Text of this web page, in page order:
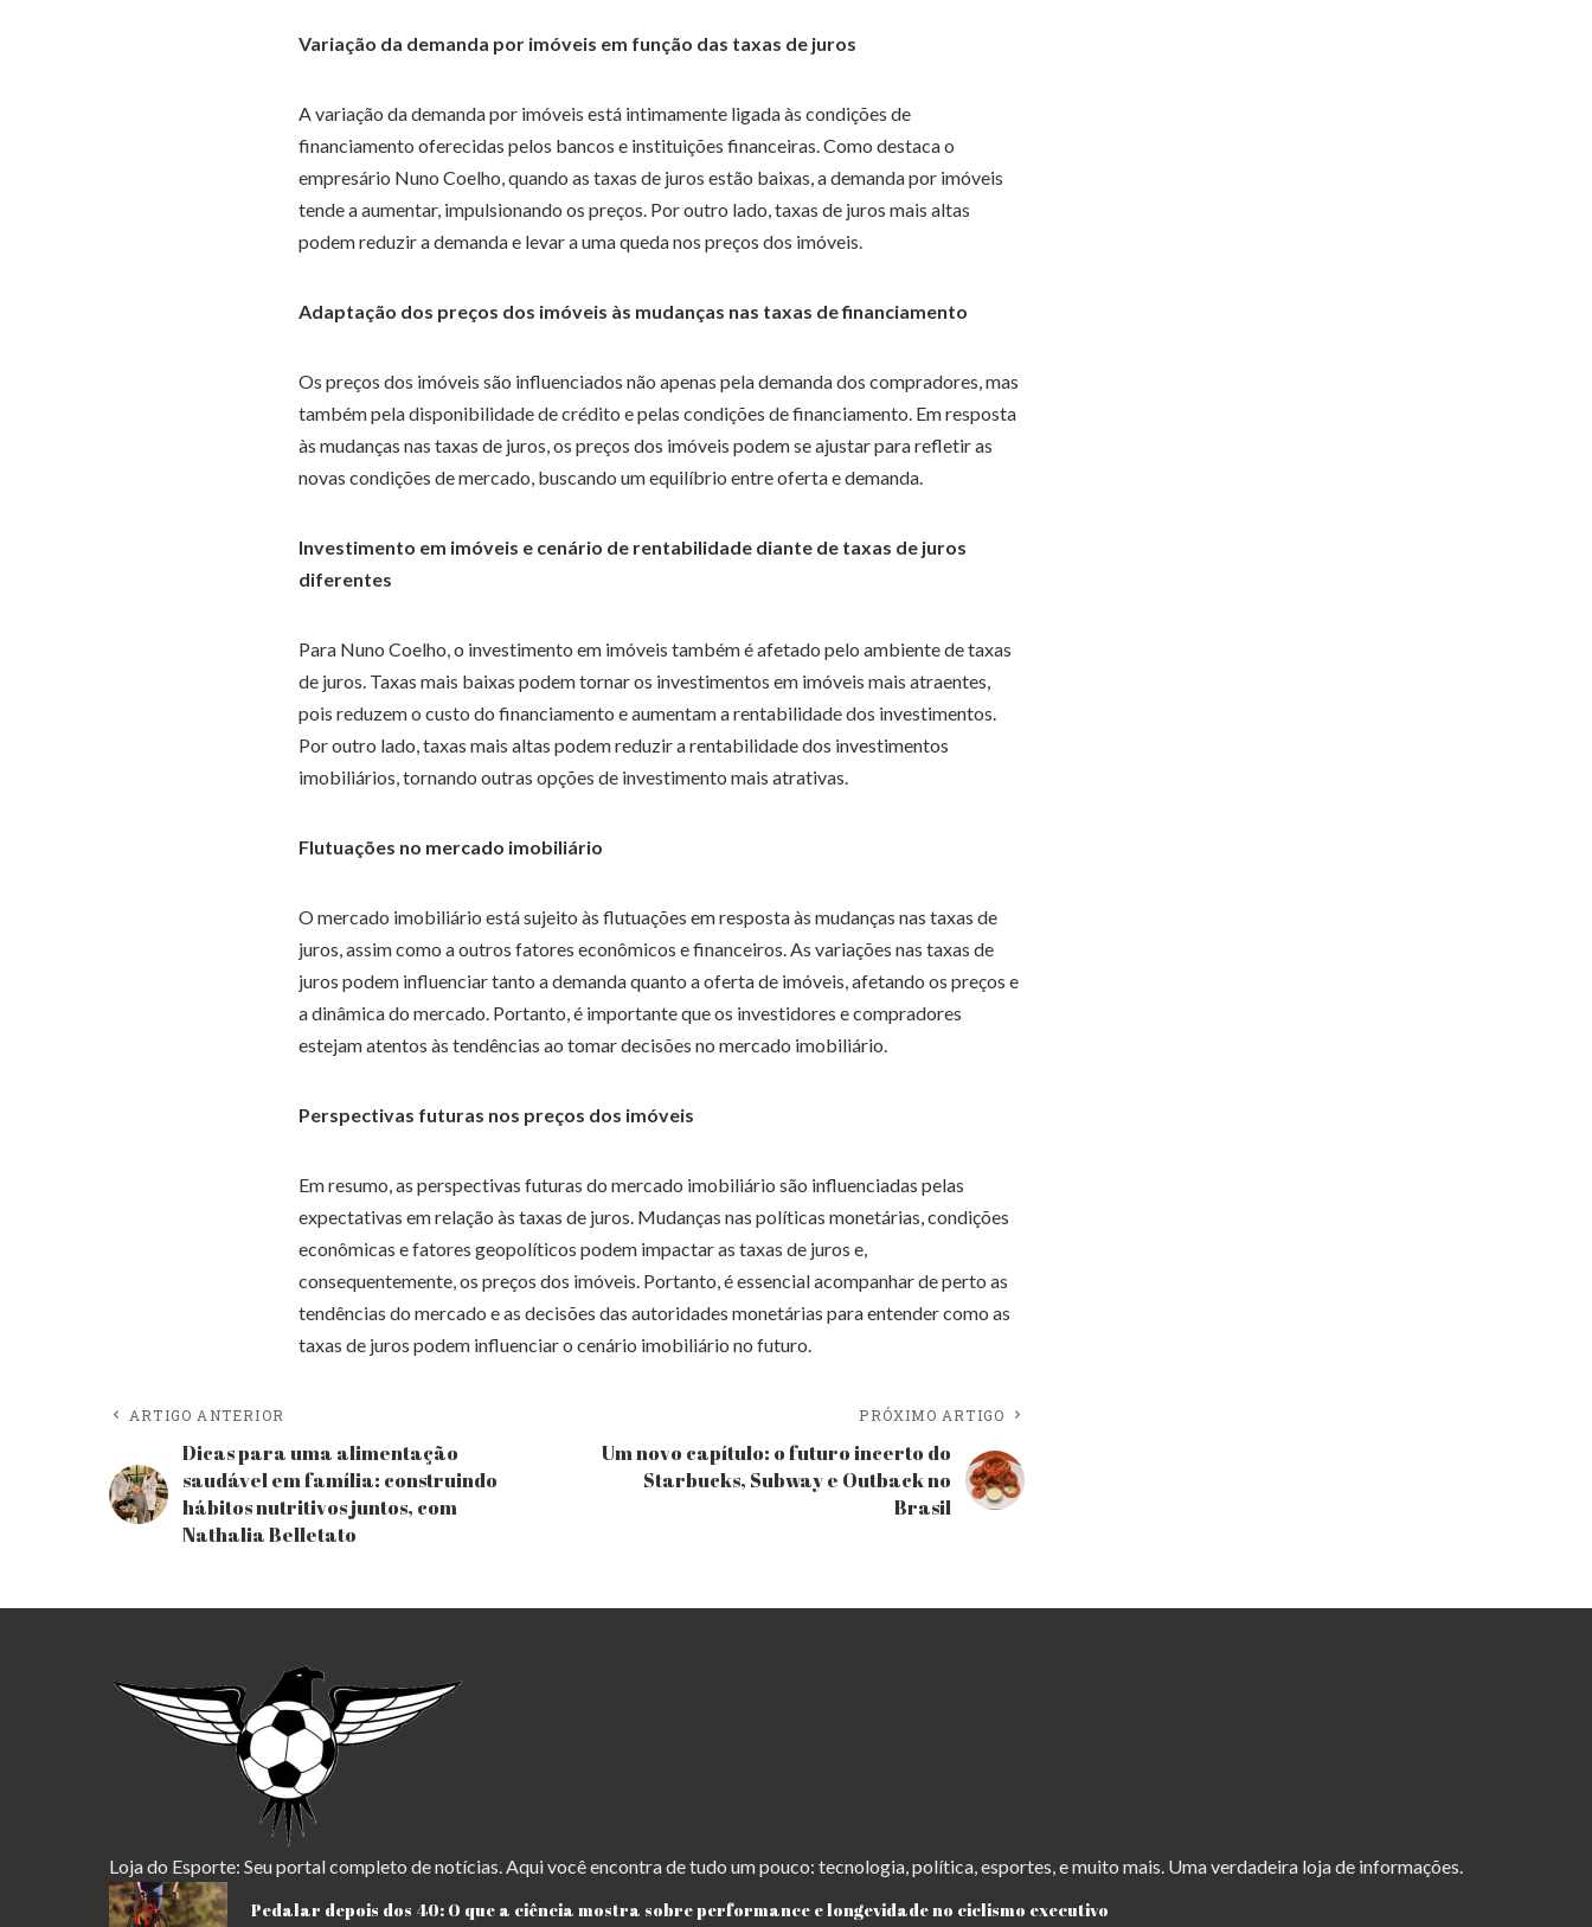
Variação da demanda por imóveis em função das taxas de juros
A variação da demanda por imóveis está intimamente ligada às condições de
financiamento oferecidas pelos bancos e instituições financeiras. Como destaca o
empresário Nuno Coelho, quando as taxas de juros estão baixas, a demanda por imóveis
tende a aumentar, impulsionando os preços. Por outro lado, taxas de juros mais altas
podem reduzir a demanda e levar a uma queda nos preços dos imóveis.
Adaptação dos preços dos imóveis às mudanças nas taxas de financiamento
Os preços dos imóveis são influenciados não apenas pela demanda dos compradores, mas
também pela disponibilidade de crédito e pelas condições de financiamento. Em resposta
às mudanças nas taxas de juros, os preços dos imóveis podem se ajustar para refletir as
novas condições de mercado, buscando um equilíbrio entre oferta e demanda.
Investimento em imóveis e cenário de rentabilidade diante de taxas de juros
diferentes
Para Nuno Coelho, o investimento em imóveis também é afetado pelo ambiente de taxas
de juros. Taxas mais baixas podem tornar os investimentos em imóveis mais atraentes,
pois reduzem o custo do financiamento e aumentam a rentabilidade dos investimentos.
Por outro lado, taxas mais altas podem reduzir a rentabilidade dos investimentos
imobiliários, tornando outras opções de investimento mais atrativas.
Flutuações no mercado imobiliário
O mercado imobiliário está sujeito às flutuações em resposta às mudanças nas taxas de
juros, assim como a outros fatores econômicos e financeiros. As variações nas taxas de
juros podem influenciar tanto a demanda quanto a oferta de imóveis, afetando os preços e
a dinâmica do mercado. Portanto, é importante que os investidores e compradores
estejam atentos às tendências ao tomar decisões no mercado imobiliário.
Perspectivas futuras nos preços dos imóveis
Em resumo, as perspectivas futuras do mercado imobiliário são influenciadas pelas
expectativas em relação às taxas de juros. Mudanças nas políticas monetárias, condições
econômicas e fatores geopolíticos podem impactar as taxas de juros e,
consequentemente, os preços dos imóveis. Portanto, é essencial acompanhar de perto as
tendências do mercado e as decisões das autoridades monetárias para entender como as
taxas de juros podem influenciar o cenário imobiliário no futuro.
ARTIGO ANTERIOR
Dicas para uma alimentação
saudável em família: construindo
hábitos nutritivos juntos, com
Nathalia Belletato
PRÓXIMO ARTIGO
Um novo capítulo: o futuro incerto do
Starbucks, Subway e Outback no
Brasil
Loja do Esporte: Seu portal completo de notícias. Aqui você encontra de tudo um pouco: tecnologia, política, esportes, e muito mais. Uma verdadeira loja de informações.
Pedalar depois dos 40: O que a ciência mostra sobre performance e longevidade no ciclismo executivo